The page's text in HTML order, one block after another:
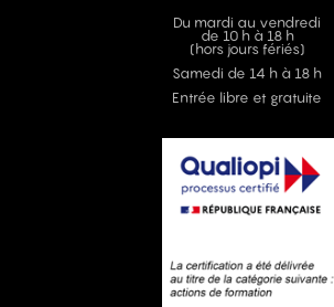
Du mardi au vendredi
de 10 h à 18 h
(hors jours fériés)
Samedi de 14 h à 18 h
Entrée libre et gratuite